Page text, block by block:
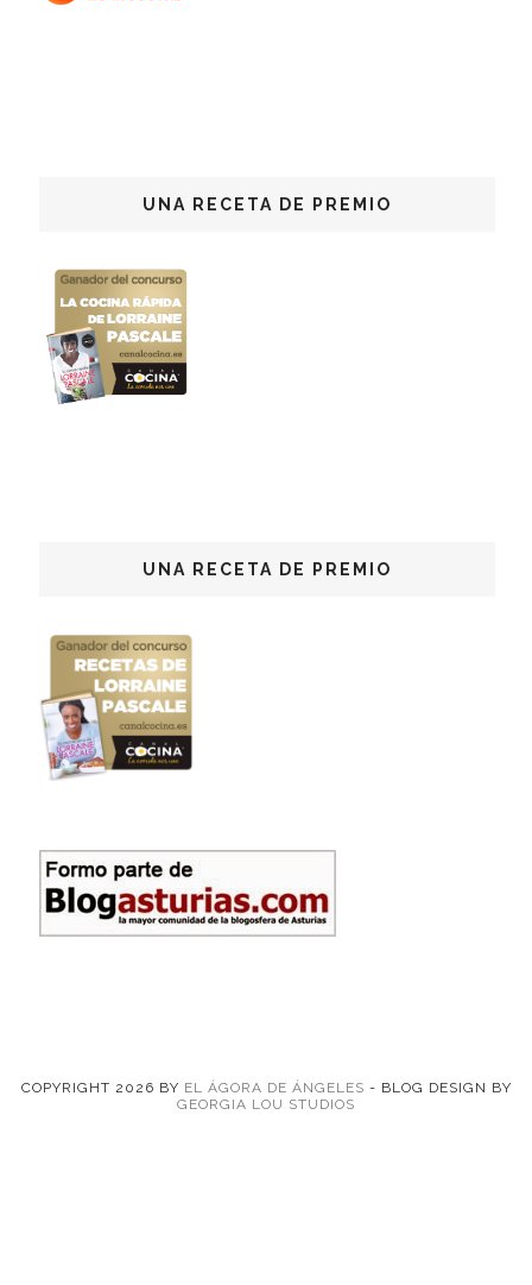
UNA RECETA DE PREMIO
UNA RECETA DE PREMIO
COPYRIGHT 2026 BY EL ÁGORA DE ÁNGELES - BLOG DESIGN BY
GEORGIA LOU STUDIOS